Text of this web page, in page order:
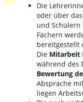
Die
oder über das
und
Fächern
bereitgestellt
Die Mitarbeit
während des
Bewertung
Absprache
liegen